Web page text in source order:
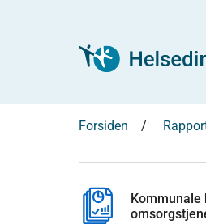
Forsiden
Kommunale